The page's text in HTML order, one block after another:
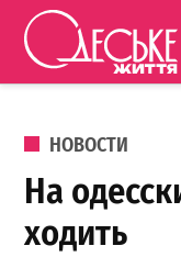
Перейти к
ОПУБЛИКОВАНО
НОВОСТИ
На
ходить